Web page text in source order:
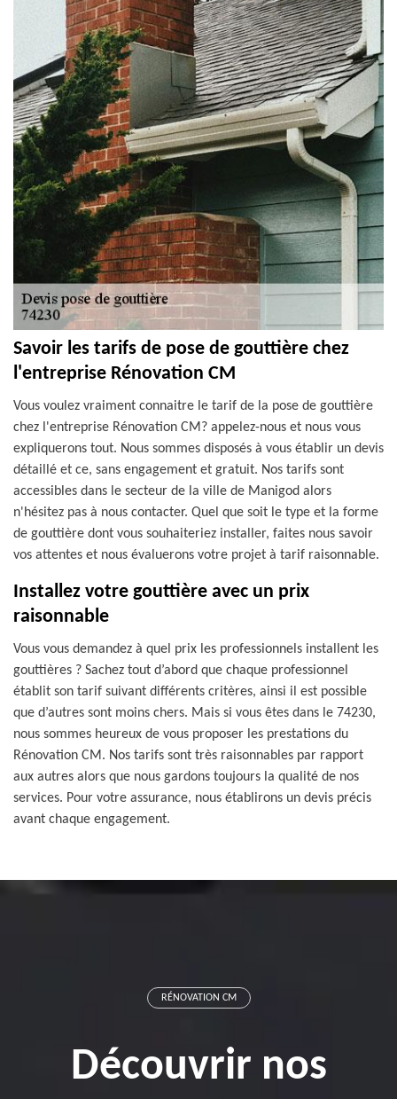
Savoir les tarifs de pose de gouttière chez
l'entreprise Rénovation CM
Vous voulez vraiment connaitre le tarif de la pose de gouttière
chez l'entreprise Rénovation CM? appelez-nous et nous vous
expliquerons tout. Nous sommes disposés à vous établir un devis
détaillé et ce, sans engagement et gratuit. Nos tarifs sont
accessibles dans le secteur de la ville de Manigod alors
n'hésitez pas à nous contacter. Quel que soit le type et la forme
de gouttière dont vous souhaiteriez installer, faites nous savoir
vos attentes et nous évaluerons votre projet à tarif raisonnable.
Installez votre gouttière avec un prix
raisonnable
Vous vous demandez à quel prix les professionnels installent les
gouttières ? Sachez tout d’abord que chaque professionnel
établit son tarif suivant différents critères, ainsi il est possible
que d’autres sont moins chers. Mais si vous êtes dans le 74230,
nous sommes heureux de vous proposer les prestations du
Rénovation CM. Nos tarifs sont très raisonnables par rapport
aux autres alors que nous gardons toujours la qualité de nos
services. Pour votre assurance, nous établirons un devis précis
avant chaque engagement.
RÉNOVATION CM
Découvrir nos